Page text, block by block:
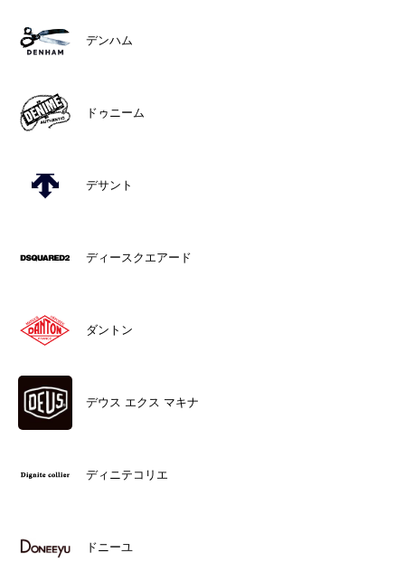
デンハム
ドゥニーム
デサント
ディースクエアード
ダントン
デウス エクス マキナ
ディニテコリエ
ドニーユ